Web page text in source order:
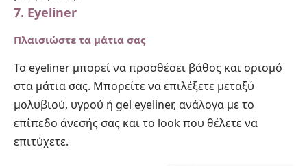
7. Eyeliner
Πλαισιώστε τα μάτια σας
Το eyeliner μπορεί να προσθέσει βάθος και ορισμό
στα μάτια σας. Μπορείτε να επιλέξετε μεταξύ
μολυβιού, υγρού ή gel eyeliner, ανάλογα με το
επίπεδο άνεσής σας και το look που θέλετε να
επιτύχετε.